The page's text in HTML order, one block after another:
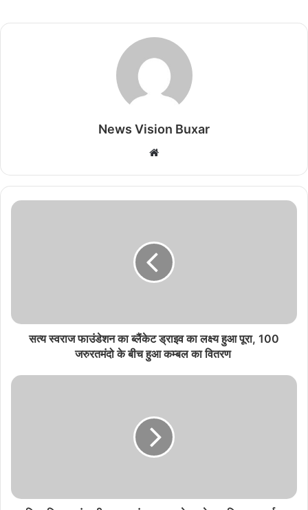
News Vision Buxar
b
s
सत्य स्वराज फाउंडेशन का ब्लैंकेट ड्राइव का लक्ष्य हुआ पूरा, 100
जरुरतमंदो के बीच हुआ कम्बल का वितरण